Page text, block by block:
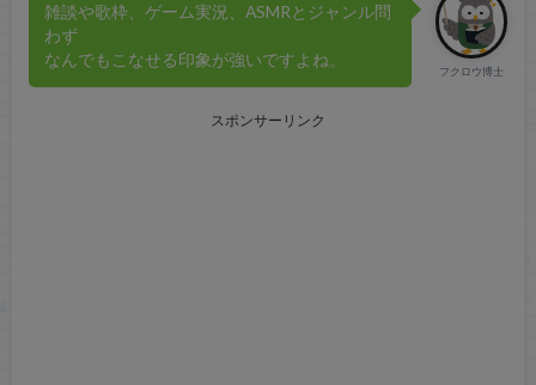
フクロウ博士
雑談や歌枠、ゲーム実況、ASMRとジャンル問
わず
なんでもこなせる印象が強いですよね。
スポンサーリンク